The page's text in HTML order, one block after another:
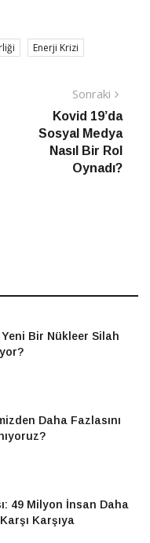
Enerji Krizi
Sonraki
Kovid 19’da
Sosyal Medya
Nasıl Bir Rol
Oynadı?
Bir Nükleer Silah
Daha Fazlasını
49 Milyon İnsan Daha
Karşıya